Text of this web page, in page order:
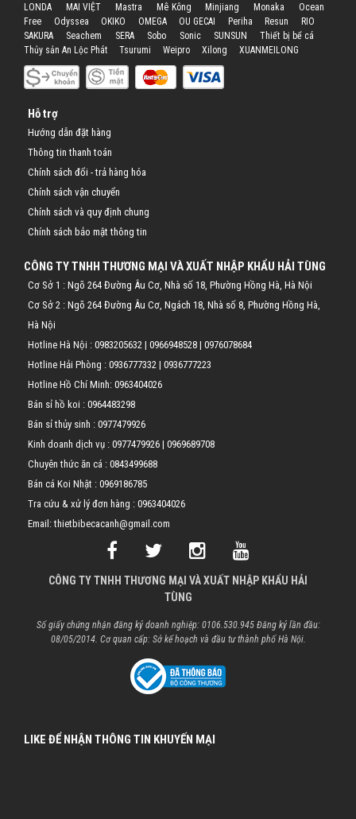
LONDA
MAI VIỆT Mastra Mê Kông Minjiang Monaka
Ocean
Free
Odyssea OKIKO OMEGA OU GECAI Periha Resun
RIO
SAKURA
Seachem SERA Sobo Sonic SUNSUN
Thiết bị bể cá
Thủy sản An Lộc Phát
Tsurumi Weipro Xilong XUANMEILONG
Hỗ trợ
Hướng dẫn đặt hàng
Thông tin thanh toán
Chính sách đổi - trả hàng hóa
Chính sách vận chuyển
Chính sách và quy định chung
Chính sách bảo mật thông tin
CÔNG TY TNHH THƯƠNG MẠI VÀ XUẤT NHẬP KHẨU HẢI TÙNG
Cơ Sở 1 : Ngõ 264 Đường Âu Cơ, Nhà số 18, Phường Hồng Hà, Hà Nội
Cơ Sở 2 : Ngõ 264 Đường Âu Cơ, Ngách 18, Nhà số 8, Phường Hồng Hà,
Hà Nội
Hotline Hà Nội : 0983205632 | 0966948528 | 0976078684
Hotline Hải Phòng : 0936777332 | 0936777223
Hotline Hồ Chí Minh: 0963404026
Bán sỉ hồ koi : 0964483298
Bán sỉ thủy sinh : 0977479926
Kinh doanh dịch vụ : 0977479926 | 0969689708
Chuyên thức ăn cá : 0843499688
Bán cá Koi Nhật : 0969186785
Tra cứu & xử lý đơn hàng : 0963404026
Email: thietbibecacanh@gmail.com
CÔNG TY TNHH THƯƠNG MẠI VÀ XUẤT NHẬP KHẨU HẢI
TÙNG
Số giấy chứng nhận đăng ký doanh nghiệp: 0106.530.945 Đăng ký lần đầu:
08/05/2014. Cơ quan cấp: Sở kế hoạch và đầu tư thành phố Hà Nội.
LIKE ĐỂ NHẬN THÔNG TIN KHUYẾN MẠI